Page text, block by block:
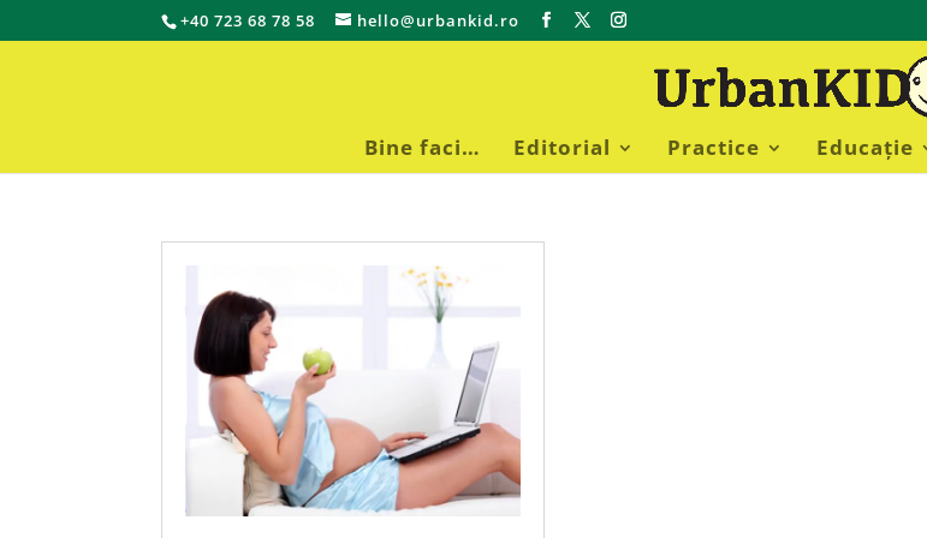
+40 723 68 78 58 hello@urbankid.ro
Bine faci… Editorial Practice Educație